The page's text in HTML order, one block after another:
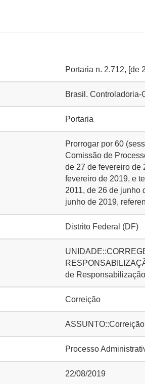
Portaria n. 2.712, [de
Brasil. Controladoria-
Portaria
Prorrogar por 60
Comissão de
de 27 de fevereiro de
fevereiro de 2019, e
2011, de 26 de junho
junho de 2019,
Distrito Federal (DF)
de
Correição
Processo
22/08/2019